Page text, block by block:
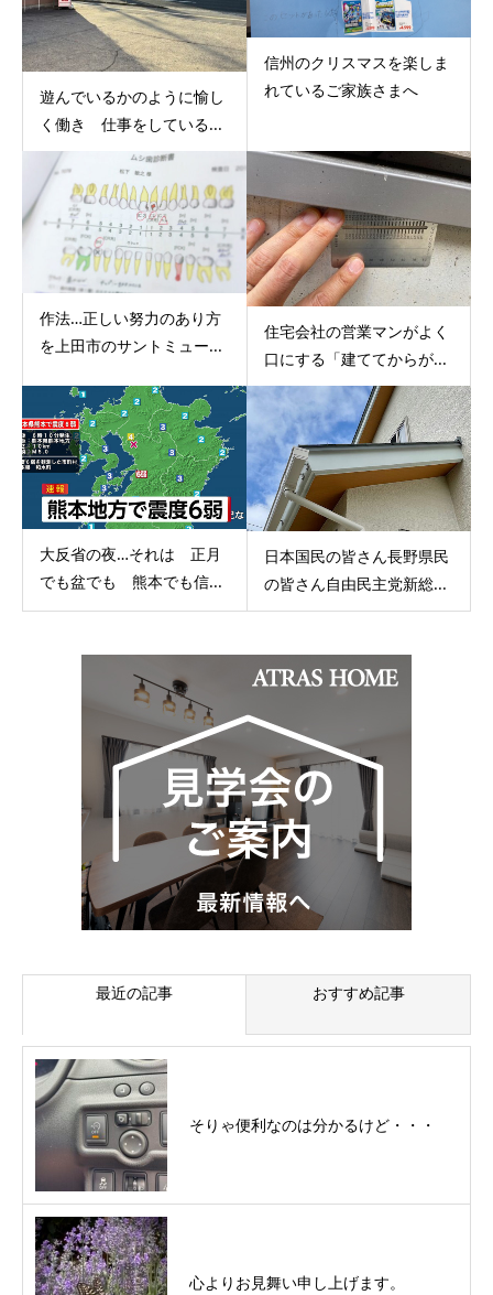
遊んでいるかのように愉し
く働き 仕事をしている...
信州のクリスマスを楽しま
れているご家族さまへ
作法…正しい努力のあり方
を上田市のサントミュー...
住宅会社の営業マンがよく
口にする「建ててからが...
大反省の夜…それは 正月
でも盆でも 熊本でも信...
日本国民の皆さん長野県民
の皆さん自由民主党新総...
最近の記事 おすすめ記事
そりゃ便利なのは分かるけど・・・
心よりお見舞い申し上げます。